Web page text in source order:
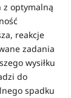
z optymalną
reakcje
zadania
wysiłku
do
spadku